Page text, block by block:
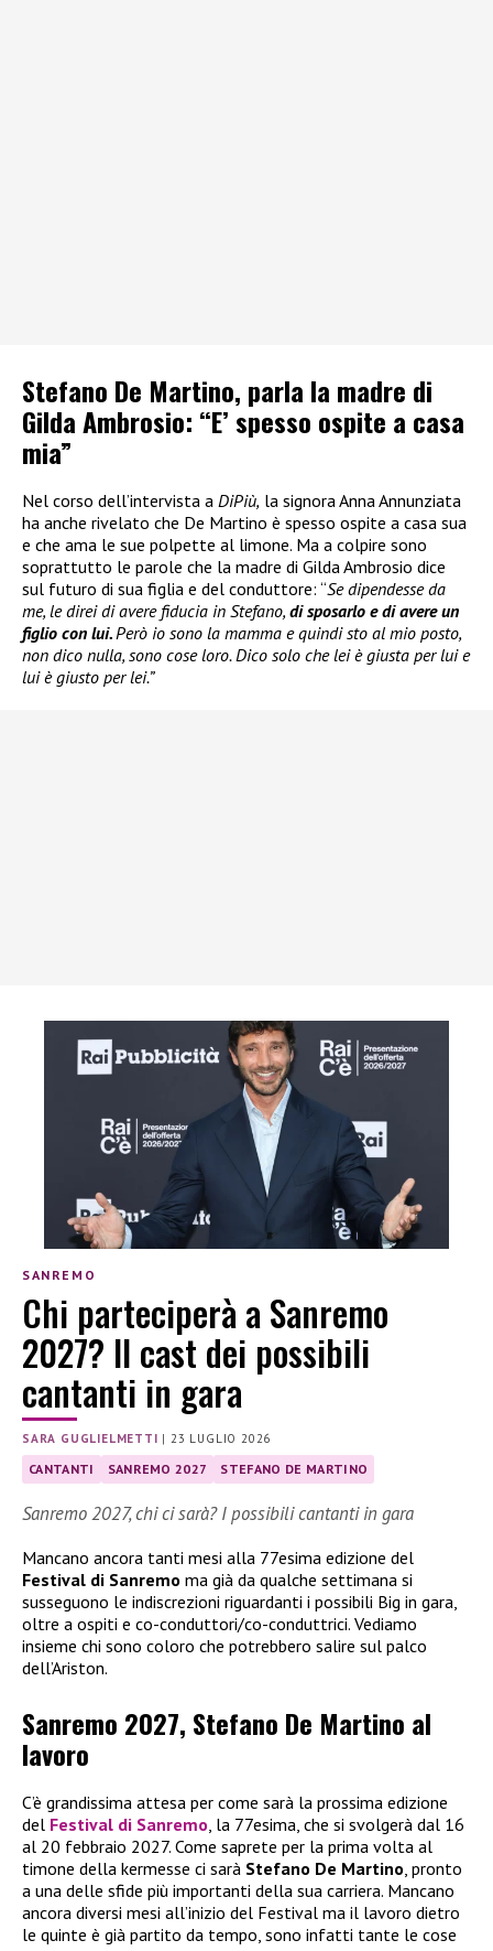
Stefano De Martino, parla la madre di
Gilda Ambrosio: “E’ spesso ospite a casa
mia”
Nel corso dell’intervista a DiPiù, la signora Anna Annunziata
ha anche rivelato che De Martino è spesso ospite a casa sua
e che ama le sue polpette al limone. Ma a colpire sono
soprattutto le parole che la madre di Gilda Ambrosio dice
sul futuro di sua figlia e del conduttore: “Se dipendesse da
me, le direi di avere fiducia in Stefano, di sposarlo e di avere un
figlio con lui. Però io sono la mamma e quindi sto al mio posto,
non dico nulla, sono cose loro. Dico solo che lei è giusta per lui e
lui è giusto per lei.”
SANREMO
Chi parteciperà a Sanremo
2027? Il cast dei possibili
cantanti in gara
SARA GUGLIELMETTI |23 LUGLIO 2026
CANTANTI SANREMO 2027 STEFANO DE MARTINO
Sanremo 2027, chi ci sarà? I possibili cantanti in gara
Mancano ancora tanti mesi alla 77esima edizione del
Festival di Sanremo ma già da qualche settimana si
susseguono le indiscrezioni riguardanti i possibili Big in gara,
oltre a ospiti e co-conduttori/co-conduttrici. Vediamo
insieme chi sono coloro che potrebbero salire sul palco
dell’Ariston.
Sanremo 2027, Stefano De Martino al
lavoro
C’è grandissima attesa per come sarà la prossima edizione
del Festival di Sanremo, la 77esima, che si svolgerà dal 16
al 20 febbraio 2027. Come saprete per la prima volta al
timone della kermesse ci sarà Stefano De Martino, pronto
a una delle sfide più importanti della sua carriera. Mancano
ancora diversi mesi all’inizio del Festival ma il lavoro dietro
le quinte è già partito da tempo, sono infatti tante le cose